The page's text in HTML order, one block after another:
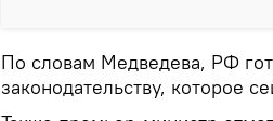
По словам Медведева, РФ
законодательству, которое